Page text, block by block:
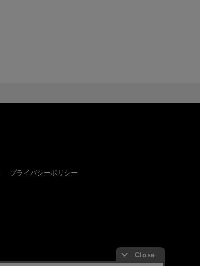
プライバシーポリシー